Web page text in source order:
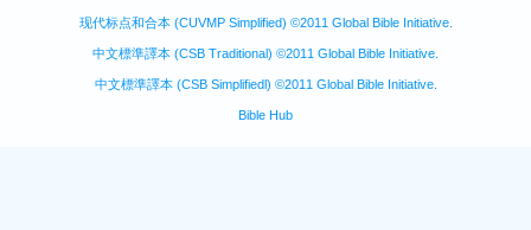
现代标点和合本 (CUVMP Simplified) ©2011 Global Bible Initiative.
中文標準譯本 (CSB Traditional) ©2011 Global Bible Initiative.
中文標準譯本 (CSB Simplifiedl) ©2011 Global Bible Initiative.
Bible Hub